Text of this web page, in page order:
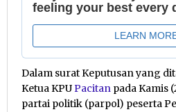
Dalam surat Keputusan yang
Ketua KPUPacitan pada Kamis
partai politik (parpol) peserta